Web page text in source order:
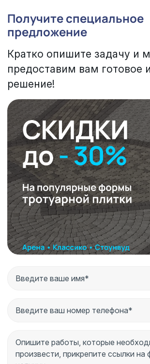
Получите специальное
предложение
Кратко опишите задачу и
предоставим вам готовое
решение!